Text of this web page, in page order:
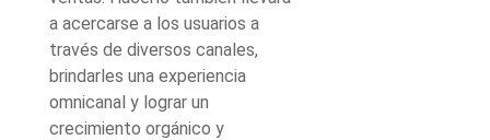
a acercarse a los usuarios a
través de diversos canales,
brindarles una experiencia
omnicanal y lograr un
crecimiento orgánico y